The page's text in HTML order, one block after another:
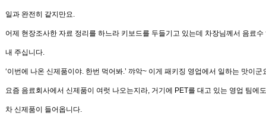
일과 완전히 같지만요.
어제 현장조사한 자료 정리를 하느라 키보드를 두들기고 있는데 차장님께서 음료수
내 주십니다.
‘이번에 나온 신제품이야. 한번 먹어봐.’ 꺄악~ 이게 패키징 영업에서 일하는 맛이군
요즘 음료회사에서 신제품이 여럿 나오는지라, 거기에 PET를 대고 있는 영업 팀에
차 신제품이 들어옵니다.